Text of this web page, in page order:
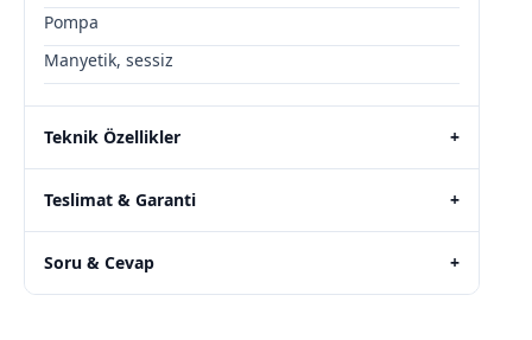
Pompa
Manyetik, sessiz
Teknik Özellikler +
Teslimat & Garanti +
Soru & Cevap +